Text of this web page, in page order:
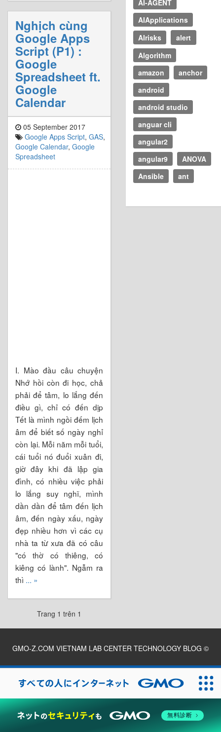
Nghịch cùng
Google Apps
Script (P1) :
Google
Spreadsheet ft.
Google
Calendar
05 September 2017
Google Apps Script, GAS,
Google Calendar, Google
Spreadsheet
I. Mào đầu câu chuyện
Nhớ hồi còn đi học, chả
phải để tâm, lo lắng đến
điều gì, chỉ có đến dịp
Tết là mình ngồi đếm lịch
âm để biết số ngày nghỉ
còn lại. Mỗi năm mỗi tuổi,
cái tuổi nó đuổi xuân đi,
giờ đây khi đã lập gia
đình, có nhiều việc phải
lo lắng suy nghĩ, mình
dần dần để tâm đến lịch
âm, đến ngày xấu, ngày
đẹp nhiều hơn vì các cụ
nhà ta từ xưa đã có câu
"có thờ có thiêng, có
kiêng có lành". Ngẫm ra
thì ... »
Trang 1 trên 1
AI-AGENT
AIApplications
AIrisks
alert
Algorithm
amazon
anchor
android
android studio
anguar cli
angular2
angular9
ANOVA
Ansible
ant
GMO-Z.COM VIETNAM LAB CENTER TECHNOLOGY BLOG ©
2026
無料診断